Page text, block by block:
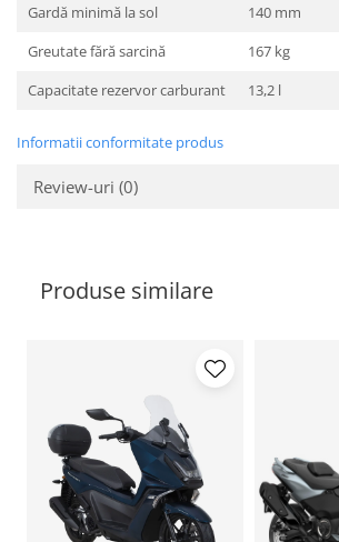
Gardă minimă la sol
140 mm
Greutate fără sarcină
167 kg
Capacitate rezervor carburant
13,2 l
Informatii conformitate produs
Review-uri (0)
Produse similare